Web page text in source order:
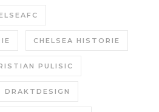
CHELSEA HISTORIE
PULISIC
DRAKTDESIGN